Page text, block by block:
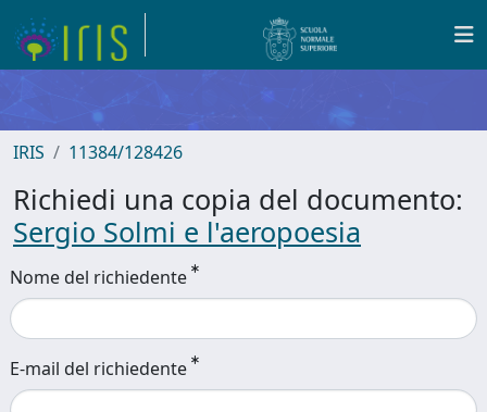
IRIS 11384/128426
Richiedi una copia del documento:
Sergio Solmi e l'aeropoesia
Nome del richiedente
E-mail del richiedente